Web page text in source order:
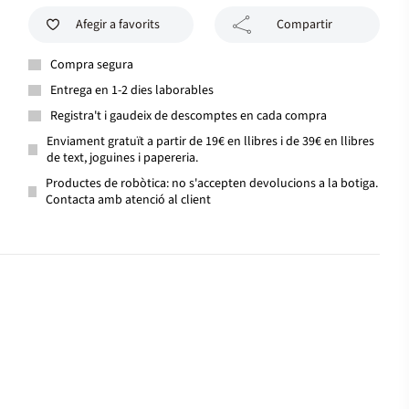
Afegir a favorits Compartir
Compra segura
Entrega en 1-2 dies laborables
Registra't i gaudeix de descomptes en cada compra
Enviament gratuït a partir de 19€ en llibres i de 39€ en llibres
de text, joguines i papereria.
Productes de robòtica: no s'accepten devolucions a la botiga.
Contacta amb atenció al client